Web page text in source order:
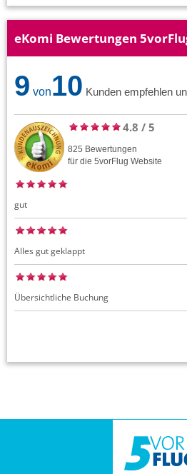
eKomi Bewertungen
9 von10 Kunden empfehlen
4.8 / 5
825 Bewertungen
für die 5vorFlug Website
gut
Alles gut geklappt
Übersichtliche Buchung